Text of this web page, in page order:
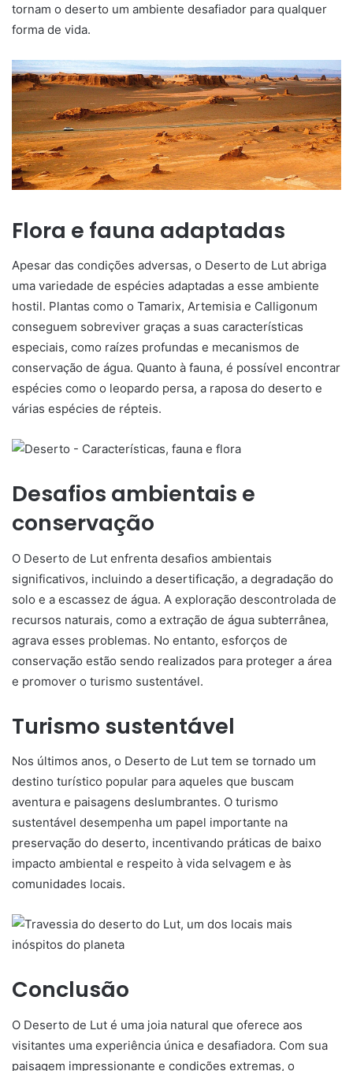
tornam o deserto um ambiente desafiador para qualquer
forma de vida.
Flora e fauna adaptadas
Apesar das condições adversas, o Deserto de Lut abriga
uma variedade de espécies adaptadas a esse ambiente
hostil. Plantas como o Tamarix, Artemisia e Calligonum
conseguem sobreviver graças a suas características
especiais, como raízes profundas e mecanismos de
conservação de água. Quanto à fauna, é possível encontrar
espécies como o leopardo persa, a raposa do deserto e
várias espécies de répteis.
Desafios ambientais e
conservação
O Deserto de Lut enfrenta desafios ambientais
significativos, incluindo a desertificação, a degradação do
solo e a escassez de água. A exploração descontrolada de
recursos naturais, como a extração de água subterrânea,
agrava esses problemas. No entanto, esforços de
conservação estão sendo realizados para proteger a área
e promover o turismo sustentável.
Turismo sustentável
Nos últimos anos, o Deserto de Lut tem se tornado um
destino turístico popular para aqueles que buscam
aventura e paisagens deslumbrantes. O turismo
sustentável desempenha um papel importante na
preservação do deserto, incentivando práticas de baixo
impacto ambiental e respeito à vida selvagem e às
comunidades locais.
Conclusão
O Deserto de Lut é uma joia natural que oferece aos
visitantes uma experiência única e desafiadora. Com sua
paisagem impressionante e condições extremas, o